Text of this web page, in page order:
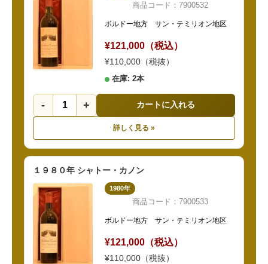
商品コード：7900532
ボルドー地方 サン・テミリオン地区
¥121,000（税込）
¥110,000（税抜）
在庫: 2本
- + カートに入れる
詳しく見る »
１９８０年 シャトー・カノン
1980年
商品コード：7900533
ボルドー地方 サン・テミリオン地区
¥121,000（税込）
¥110,000（税抜）